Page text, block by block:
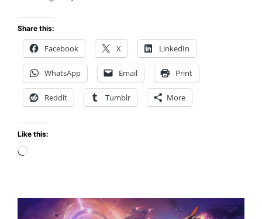
KILLER
INN
Share this:
Facebook X LinkedIn
WhatsApp Email Print
Reddit Tumblr More
Like this:
Loading…